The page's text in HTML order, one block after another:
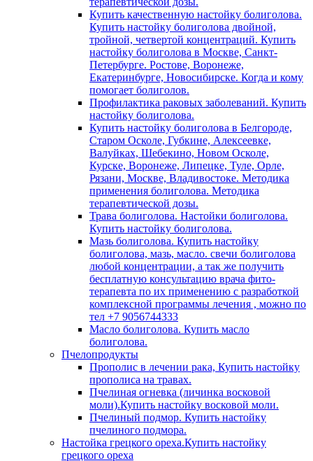
Купить качественную настойку болиголова.
Купить настойку болиголова двойной,
тройной, четвертой концентраций. Купить
настойку болиголова в Москве, Санкт-
Петербурге. Ростове, Воронеже,
Екатеринбурге, Новосибирске. Когда и кому
помогает болиголов.
Профилактика раковых заболеваний. Купить
настойку болиголова.
Купить настойку болиголова в Белгороде,
Старом Осколе, Губкине, Алексеевке,
Валуйках, Шебекино, Новом Осколе,
Курске, Воронеже, Липецке, Туле, Орле,
Рязани, Москве, Владивостоке. Методика
применения болиголова. Методика
терапевтической дозы.
Трава болиголова. Настойки болиголова.
Купить настойку болиголова.
Мазь болиголова. Купить настойку
болиголова, мазь, масло. свечи болиголова
любой концентрации, а так же получить
бесплатную консультацию врача фито-
терапевта по их применению с разработкой
комплексной программы лечения , можно по
тел +7 9056744333
Масло болиголова. Купить масло
болиголова.
Пчелопродукты
Прополис в лечении рака, Купить настойку
прополиса на травах.
Пчелиная огневка (личинка восковой
моли).Купить настойку восковой моли.
Пчелиный подмор. Купить настойку
пчелиного подмора.
Настойка грецкого ореха.Купить настойку
грецкого ореха